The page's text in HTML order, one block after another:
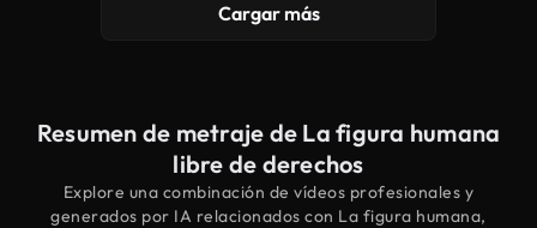
Cargar más
Resumen de metraje de La figura humana
libre de derechos
Explore una combinación de vídeos profesionales y
generados por IA relacionados con La figura humana,